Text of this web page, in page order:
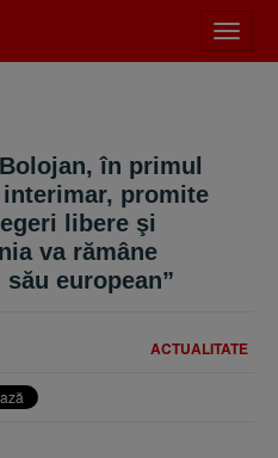
meniu
în primul
promite
libere şi
va rămâne
european”
ACTUALITATE